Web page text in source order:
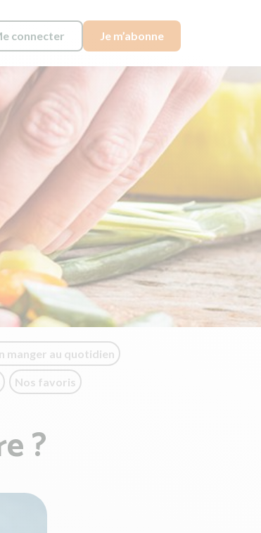
connecter Je m’abonne
manger au quotidien
Nos favoris
?